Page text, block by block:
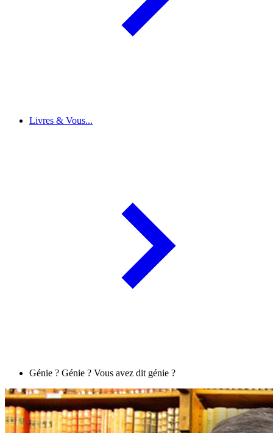
Livres & Vous...
Génie ? Génie ? Vous avez dit génie ?